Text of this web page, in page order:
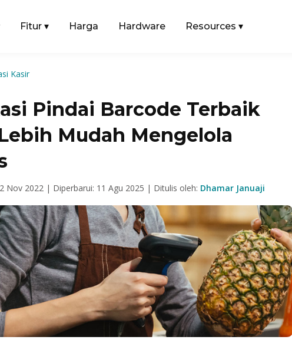
Fitur ▾ Harga Hardware Resources ▾
Kasir
Pindai Barcode Terbaik
Mudah Mengelola
Nov 2022 | Diperbarui: 11 Agu 2025 | Ditulis oleh: Dhamar Januaji